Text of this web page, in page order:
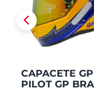
CAPACETE
PILOT GP